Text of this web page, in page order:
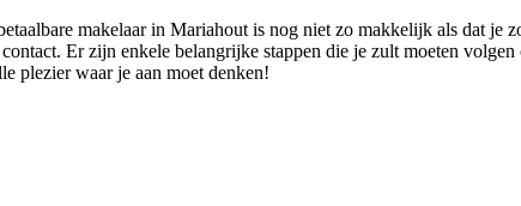
makelaar in Mariahout is nog niet zo makkelijk als dat je
Er zijn enkele belangrijke stappen die je zult moeten
plezier waar je aan moet denken!